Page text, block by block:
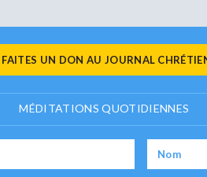
FAITES UN DON AU JOURNAL
MÉDITATIONS QUOTIDIENNES